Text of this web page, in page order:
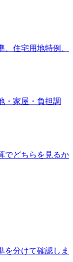
住宅用地特例、
・家屋・負担調
でどちらを見るか
を分けて確認しま